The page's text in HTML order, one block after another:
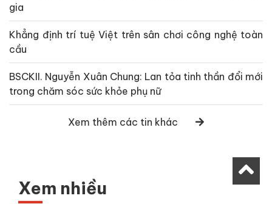
gia
Khẳng định trí tuệ Việt trên sân chơi công nghệ toàn
cầu
BSCKII. Nguyễn Xuân Chung: Lan tỏa tinh thần đổi mới
trong chăm sóc sức khỏe phụ nữ
Xem thêm các tin khác
Xem nhiều